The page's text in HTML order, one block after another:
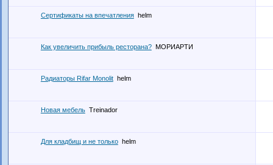
Сертификаты на впечатления helm
Как увеличить прибыль ресторана? МОРИАРТИ
Радиаторы Rifar Monolit helm
Новая мебель Treinador
Для кладбищ и не только helm